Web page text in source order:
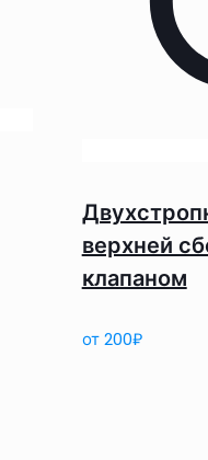
верхней
клапаном
от200₽